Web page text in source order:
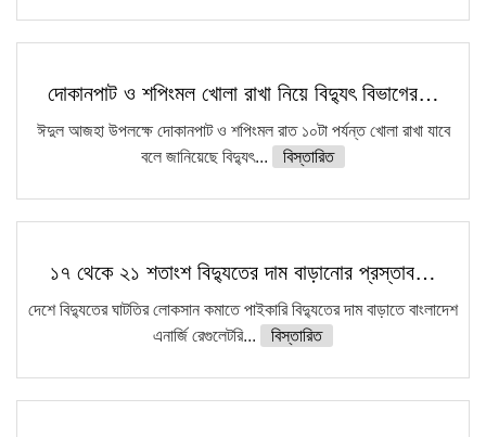
দোকানপাট ও শপিংমল খোলা রাখা নিয়ে বিদ্যুৎ বিভাগের…
ঈদুল আজহা উপলক্ষে দোকানপাট ও শপিংমল রাত ১০টা পর্যন্ত খোলা রাখা যাবে
বলে জানিয়েছে বিদ্যুৎ...
বিস্তারিত
১৭ থেকে ২১ শতাংশ বিদ্যুতের দাম বাড়ানোর প্রস্তাব…
দেশে বিদ্যুতের ঘাটতির লোকসান কমাতে পাইকারি বিদ্যুতের দাম বাড়াতে বাংলাদেশ
এনার্জি রেগুলেটরি...
বিস্তারিত